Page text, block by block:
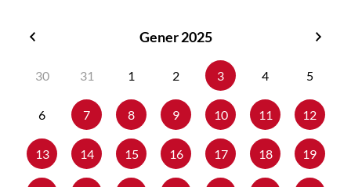
Gener 2025
30
31 1 2 3 4 5
6 7 8 9 10 11 12
13 14 15 16 17 18 19